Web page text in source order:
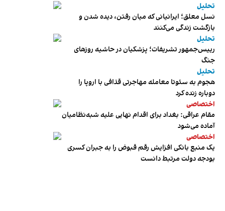
تحلیل
نسل معلق؛ ایرانیانی که میان رفتن، دیده شدن و
بازگشت زندگی می‌کنند
تحلیل
رییس‌جمهور تشریفات؛ پزشکیان در حاشیه روزهای
جنگ
تحلیل
هجوم به سئوتا معامله مهاجرتی قذافی با اروپا را
دوباره زنده کرد
اختصاصی
مقام عراقی: بغداد برای اقدام نهایی علیه شبه‌نظامیان
آماده می‌شود
اختصاصی
یک منبع بانکی افزایش رقم قبوض را به جبران کسری
بودجه دولت مرتبط دانست